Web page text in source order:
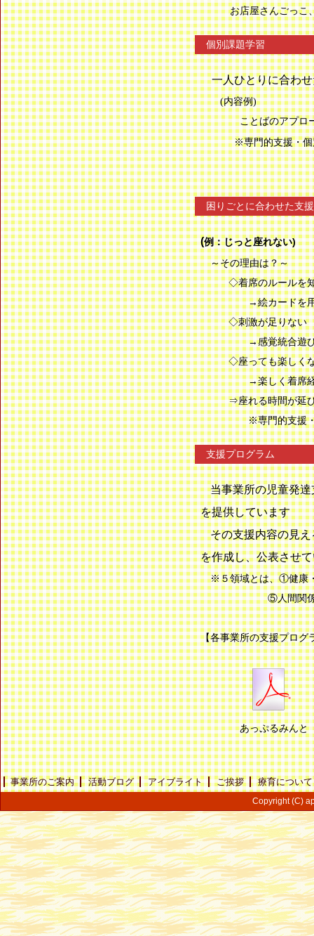
お店屋さんごっこ
個別課題学習
一人ひとりに合わせ
(内容例)
ことばのアプローチ
※専門的支援・個
困りごとに合わせた支援
(例：じっと座れない)
～その理由は？～
◇着席のルールを
→絵カードを用
◇刺激が足りない
→感覚統合遊び
◇座っても楽しく
→楽しく着席経
⇒座れる時間が延
※専門的支援・
支援プログラム
当事業所の児童発
を提供しています
その支援内容の見
を作成し、公表させ
※５領域とは、①健康
⑤人間関係・
【各事業所の支援プログ
あっぷるみんと
事業所のご案内 活動ブログ アイブライト ご挨拶 療育について
Copyright (C)